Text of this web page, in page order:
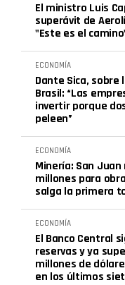
El ministro Luis
superávit de
"Este es el
ECONOMÍA
Dante Sica, sobre
Brasil: “Las
invertir porque
peleen”
ECONOMÍA
Minería: San Juan
millones para
salga la primera
ECONOMÍA
El Banco Central
reservas y ya
millones de
en los últimos